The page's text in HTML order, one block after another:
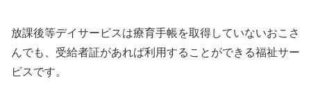
放課後等デイサービスは療育手帳を取得していないおこさ
んでも、受給者証があれば利用することができる福祉サー
ビスです。